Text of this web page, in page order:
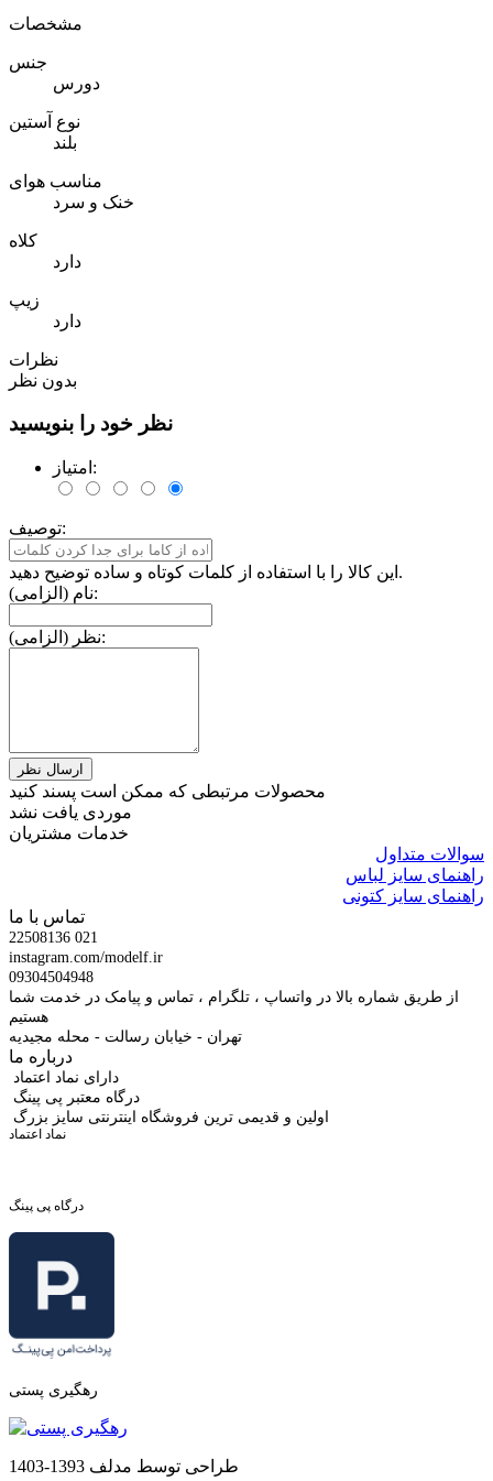
مشخصات
جنس
دورس
نوع آستین
بلند
مناسب هوای
خنک و سرد
کلاه
دارد
زیپ
دارد
نظرات
بدون نظر
نظر خود را بنویسید
امتیاز:
توصیف:
این کالا را با استفاده از کلمات کوتاه و ساده توضیح دهید.
نام (الزامی):
نظر (الزامی):
محصولات مرتبطی که ممکن است پسند کنید
موردی یافت نشد
خدمات مشتریان
سوالات متداول
راهنمای سایز لباس
راهنمای سایز کتونی
تماس با ما
22508136 021
instagram.com/modelf.ir
09304504948
از طریق شماره بالا در واتساپ ، تلگرام ، تماس و پیامک در خدمت شما
هستیم
تهران - خیابان رسالت - محله مجیدیه
درباره ما
دارای نماد اعتماد
درگاه معتبر پی پینگ
اولین و قدیمی ترین فروشگاه اینترنتی سایز بزرگ
نماد اعتماد
درگاه پی پینگ
رهگیری پستی
طراحی توسط مدلف 1393-1403